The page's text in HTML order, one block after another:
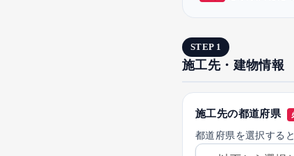
STEP 1
施工先・建物情報
施工先の都道府県
都道府県を選択する